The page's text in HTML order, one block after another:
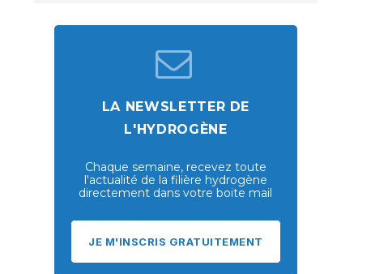
LA NEWSLETTER DE
L'HYDROGÈNE
Chaque semaine, recevez toute
l'actualité de la filière hydrogène
directement dans votre boite mail
JE M'INSCRIS GRATUITEMENT